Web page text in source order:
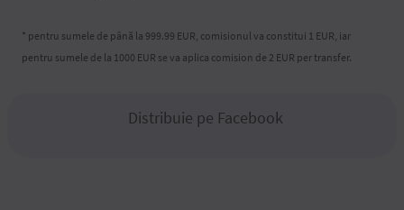
* pentru sumele de până la 999.99 EUR, comisionul va constitui 1 EUR, iar
pentru sumele de la 1000 EUR se va aplica comision de 2 EUR per transfer.
Distribuie pe Facebook